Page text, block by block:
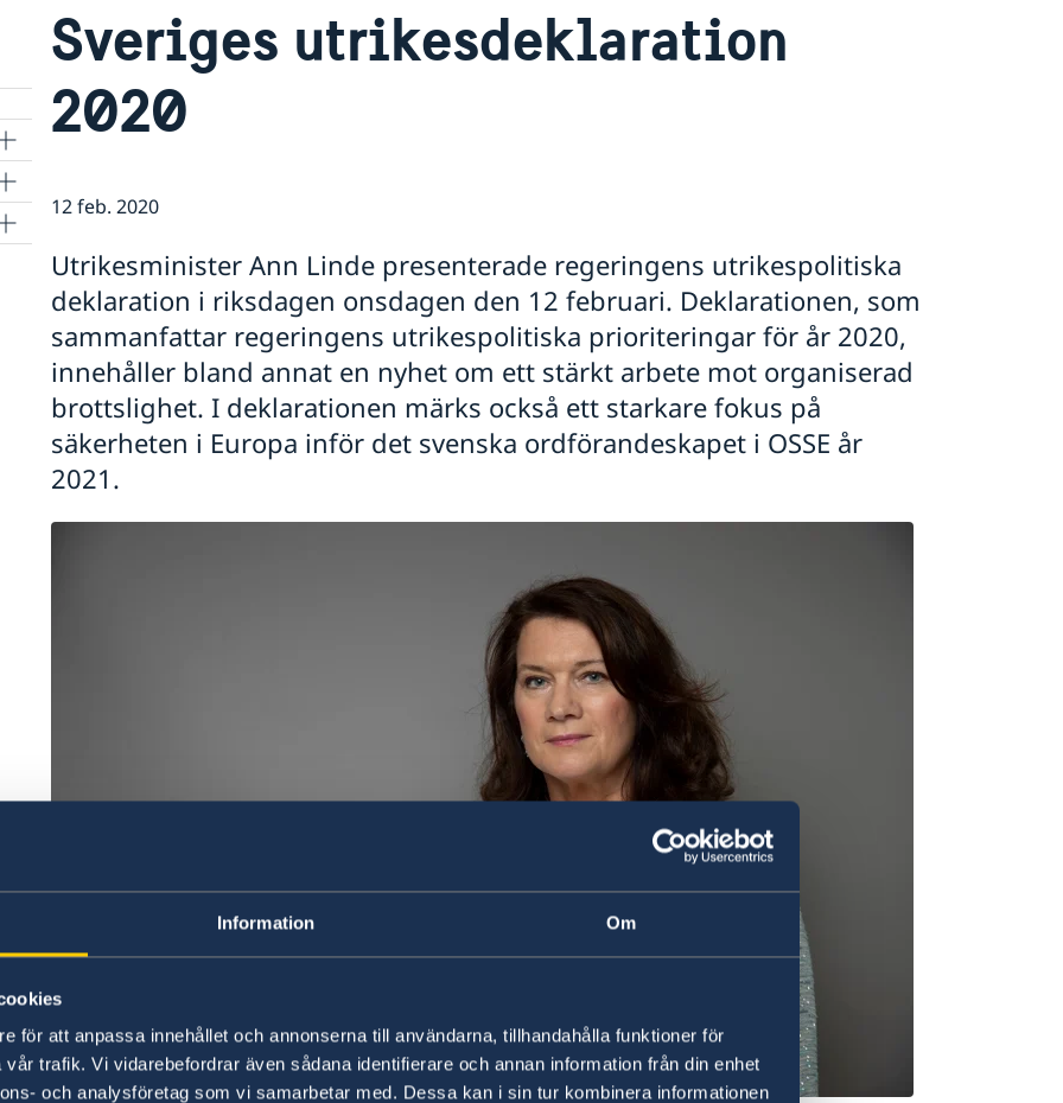
Information Om
för att anpassa innehållet och annonserna till användarna, tillhandahålla funktioner för
trafik. Vi vidarebefordrar även sådana identifierare och annan information från din enhet
och analysföretag som vi samarbetar med. Dessa kan i sin tur kombinera informationen
Sveriges utrikesdeklaration
2020
12 feb. 2020
Utrikesminister Ann Linde presenterade regeringens utrikespolitiska
deklaration i riksdagen onsdagen den 12 februari. Deklarationen, som
sammanfattar regeringens utrikespolitiska prioriteringar för år 2020,
innehåller bland annat en nyhet om ett stärkt arbete mot organiserad
brottslighet. I deklarationen märks också ett starkare fokus på
säkerheten i Europa inför det svenska ordförandeskapet i OSSE år
2021.